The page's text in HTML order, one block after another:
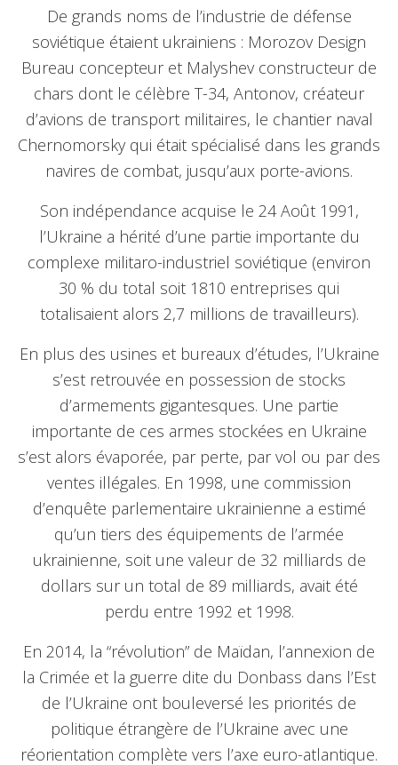
De grands noms de l’industrie de défense
soviétique étaient ukrainiens : Morozov Design
Bureau concepteur et Malyshev constructeur de
chars dont le célèbre T-34, Antonov, créateur
d’avions de transport militaires, le chantier naval
Chernomorsky qui était spécialisé dans les grands
navires de combat, jusqu’aux porte-avions.
Son indépendance acquise le 24 Août 1991,
l’Ukraine a hérité d’une partie importante du
complexe militaro-industriel soviétique (environ
30 % du total soit 1810 entreprises qui
totalisaient alors 2,7 millions de travailleurs).
En plus des usines et bureaux d’études, l’Ukraine
s’est retrouvée en possession de stocks
d’armements gigantesques. Une partie
importante de ces armes stockées en Ukraine
s’est alors évaporée, par perte, par vol ou par des
ventes illégales. En 1998, une commission
d’enquête parlementaire ukrainienne a estimé
qu’un tiers des équipements de l’armée
ukrainienne, soit une valeur de 32 milliards de
dollars sur un total de 89 milliards, avait été
perdu entre 1992 et 1998.
En 2014, la “révolution” de Maïdan, l’annexion de
la Crimée et la guerre dite du Donbass dans l’Est
de l’Ukraine ont bouleversé les priorités de
politique étrangère de l’Ukraine avec une
réorientation complète vers l’axe euro-atlantique.